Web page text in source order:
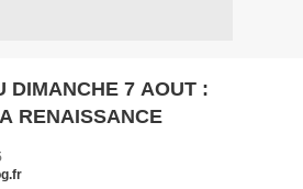
DIMANCHE 7 AOUT :
RENAISSANCE